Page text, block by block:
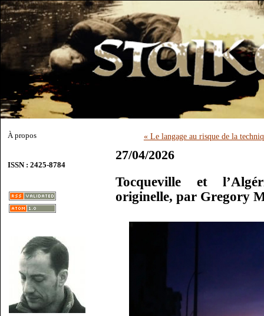
À propos
ISSN : 2425-8784
« Le langage au risque de la
27/04/2026
Tocqueville et
originelle, par Gregory